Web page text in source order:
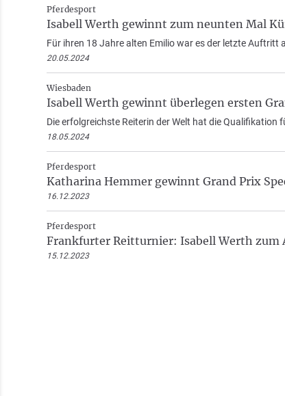
Pferdesport
Isabell Werth gewinnt zum neunten Mal
Für ihren 18 Jahre alten Emilio war es der letzte Auftritt
20.05.2024
Wiesbaden
Isabell Werth gewinnt überlegen ersten
Die erfolgreichste Reiterin der Welt hat die Qualifikation
18.05.2024
Pferdesport
Katharina Hemmer gewinnt Grand Prix
16.12.2023
Pferdesport
Frankfurter Reitturnier: Isabell Werth zum
15.12.2023